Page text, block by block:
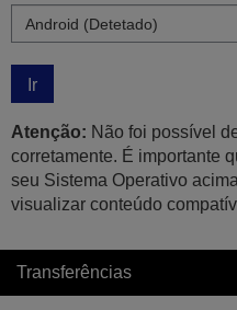
Ir
Atenção: Não foi possível
corretamente. É importante
seu Sistema Operativo
visualizar conteúdo
Transferências